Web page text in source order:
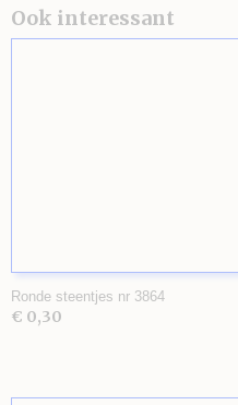
Ook interessant
Ronde steentjes nr 3864
€ 0,30